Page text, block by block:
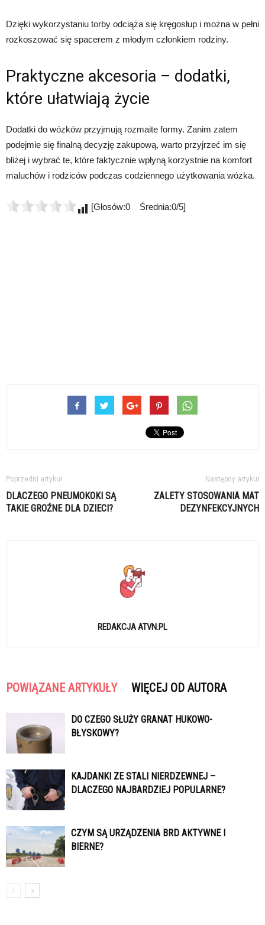
Dzięki wykorzystaniu torby odciąża się kręgosłup i można w pełni
rozkoszować się spacerem z młodym członkiem rodziny.
Praktyczne akcesoria – dodatki,
które ułatwiają życie
Dodatki do wózków przyjmują rozmaite formy. Zanim zatem
podejmie się finalną decyzję zakupową, warto przyjrzeć im się
bliżej i wybrać te, które faktycznie wpłyną korzystnie na komfort
maluchów i rodziców podczas codziennego użytkowania wózka.
[Głosów:0 Średnia:0/5]
Poprzedni artykuł
DLACZEGO PNEUMOKOKI SĄ
TAKIE GROŹNE DLA DZIECI?
Następny artykuł
ZALETY STOSOWANIA MAT
DEZYNFEKCYJNYCH
REDAKCJA ATVN.PL
POWIĄZANE ARTYKUŁY WIĘCEJ OD AUTORA
DO CZEGO SŁUŻY GRANAT HUKOWO-
BŁYSKOWY?
KAJDANKI ZE STALI NIERDZEWNEJ –
DLACZEGO NAJBARDZIEJ POPULARNE?
CZYM SĄ URZĄDZENIA BRD AKTYWNE I
BIERNE?